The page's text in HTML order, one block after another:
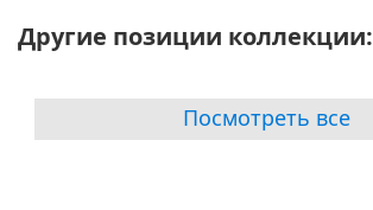
Другие позиции коллекции:
Посмотреть все